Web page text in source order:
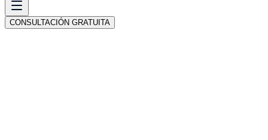
CONSULTACIÓN GRATUITA